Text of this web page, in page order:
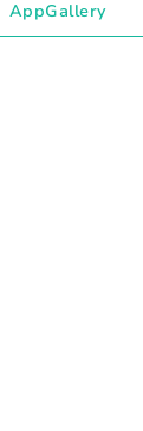
AppGallery